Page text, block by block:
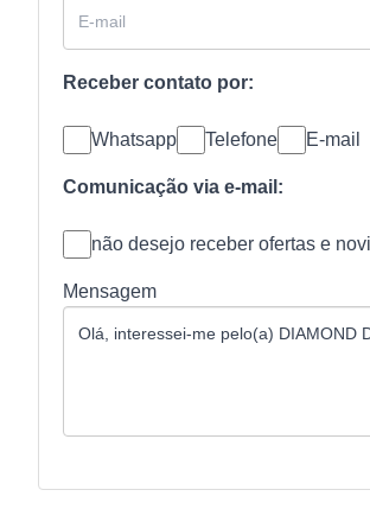
Receber contato por:
Whatsapp Telefone E-mail
Comunicação via e-mail:
não desejo receber ofertas e
Mensagem